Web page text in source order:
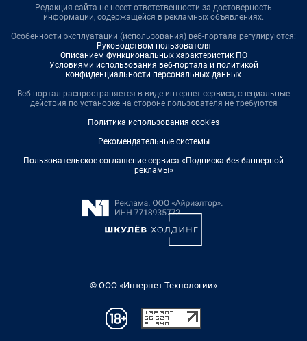
Редакция сайта не несет ответственности за достоверность
информации, содержащейся в рекламных объявлениях.
Особенности эксплуатации (использования) веб-портала регулируются:
Руководством пользователя
Описанием функциональных характеристик ПО
Условиями использования веб-портала и политикой
конфиденциальности персональных данных
Веб-портал распространяется в виде интернет-сервиса, специальные
действия по установке на стороне пользователя не требуются
Политика использования cookies
Рекомендательные системы
Пользовательское соглашение сервиса «Подписка без баннерной
рекламы»
© ООО «Интернет Технологии»